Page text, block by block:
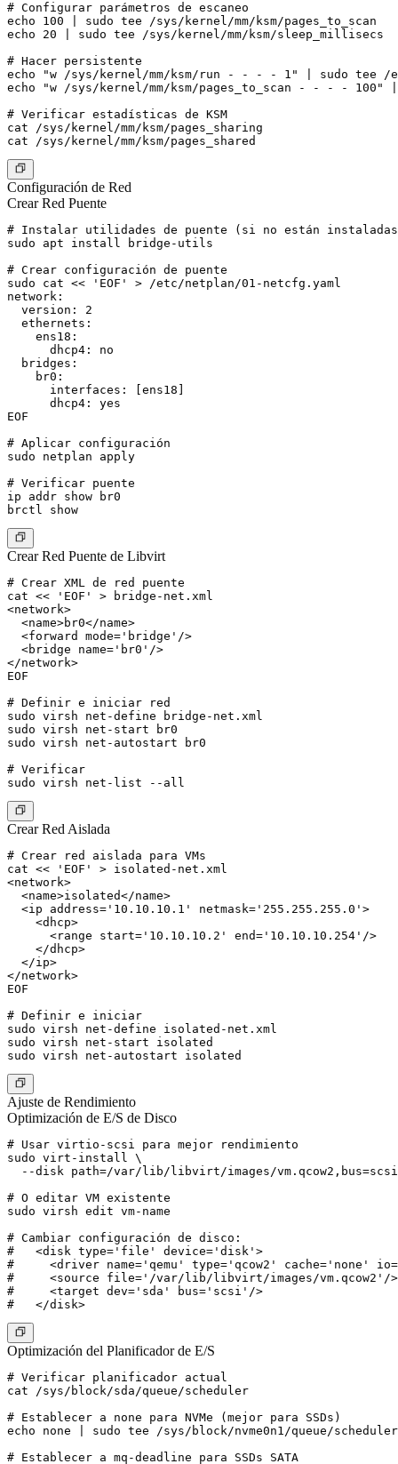
# Configurar parámetros de escaneo
echo 100 | sudo tee /sys/kernel/mm/ksm/pages_to_scan
echo 20 | sudo tee /sys/kernel/mm/ksm/sleep_millisecs
# Hacer persistente
echo "w /sys/kernel/mm/ksm/run - - - - 1" | sudo tee /
echo "w /sys/kernel/mm/ksm/pages_to_scan - - - -
# Verificar estadísticas de KSM
cat /sys/kernel/mm/ksm/pages_sharing
Configuración de Red
Crear Red Puente
# Instalar utilidades de puente (si no están
sudo apt install bridge-utils
# Crear configuración de puente
sudo cat << 'EOF' > /etc/netplan/01-netcfg.yaml
network:
  version: 2
  ethernets:
    ens18:
      dhcp4: no
  bridges:
    br0:
      interfaces: [ens18]
      dhcp4: yes
EOF
# Aplicar configuración
sudo netplan apply
# Verificar puente
ip addr show br0
Crear Red Puente de Libvirt
# Crear XML de red puente
cat << 'EOF' > bridge-net.xml
<network>
  <name>br0</name>
  <forward mode='bridge'/>
  <bridge name='br0'/>
</network>
EOF
# Definir e iniciar red
sudo virsh net-define bridge-net.xml
sudo virsh net-start br0
sudo virsh net-autostart br0
# Verificar
Crear Red Aislada
# Crear red aislada para VMs
cat << 'EOF' > isolated-net.xml
<network>
  <name>isolated</name>
  <ip address='10.10.10.1' netmask='255.255.255.0'>
    <dhcp>
      <range start='10.10.10.2' end='10.10.10.254'/>
    </dhcp>
  </ip>
</network>
EOF
# Definir e iniciar
sudo virsh net-define isolated-net.xml
sudo virsh net-start isolated
Ajuste de Rendimiento
Optimización de E/S de Disco
# Usar virtio-scsi para mejor rendimiento
sudo virt-install \
--disk path=/var/lib/libvirt/images/
# O editar VM existente
sudo virsh edit vm-name
# Cambiar configuración de disco:
#   <disk type='file' device='disk'>
#     <driver name='qemu' type='qcow2' cache='none'
#     <source file='/var/lib/libvirt/images/vm.qcow2'/>
#     <target dev='sda' bus='scsi'/>
Optimización del Planificador de E/S
# Verificar planificador actual
cat /sys/block/sda/queue/scheduler
# Establecer a none para NVMe (mejor para SSDs)
echo none | sudo tee /sys/block/nvme0n1/queue/scheduler
# Establecer a mq-deadline para SSDs SATA